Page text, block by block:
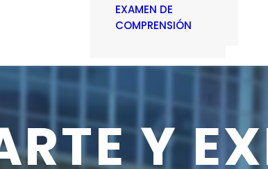
EXAMEN DE
COMPRENSIÓN
Y